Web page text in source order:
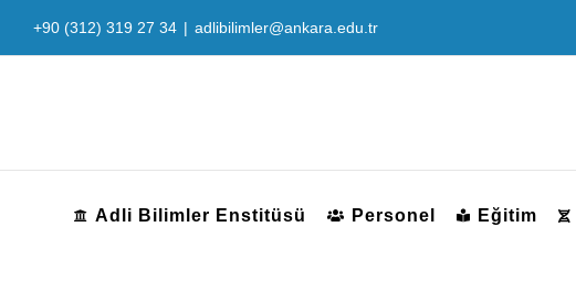
+90 (312) 319 27 34 | adlibilimler@ankara.edu.tr
Adli Bilimler Enstitüsü Personel Eğitim